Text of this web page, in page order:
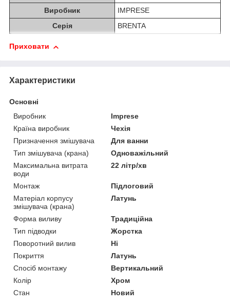
Виробник
IMPRESE
Серія
BRENTA
Приховати
Характеристики
Основні
Виробник
Imprese
Країна виробник
Чехія
Призначення змішувача
Для ванни
Тип змішувача (крана)
Одноважільний
Максимальна витрата
води
22 літр/хв
Монтаж
Підлоговий
Матеріал корпусу
змішувача (крана)
Латунь
Форма виливу
Традиційна
Тип підводки
Жорстка
Поворотний вилив
Ні
Покриття
Латунь
Спосіб монтажу
Вертикальний
Колір
Хром
Стан
Новий